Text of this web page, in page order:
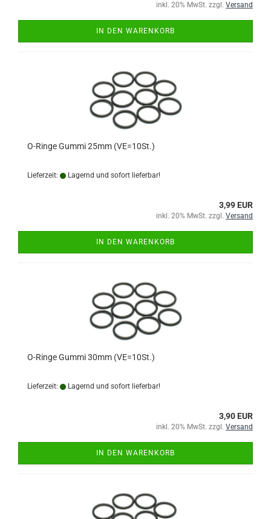
inkl. 20% MwSt. zzgl. Versand
IN DEN WARENKORB
O-Ringe Gummi 25mm (VE=10St.)
Lieferzeit: Lagernd und sofort lieferbar!
3,99 EUR
inkl. 20% MwSt. zzgl. Versand
IN DEN WARENKORB
O-Ringe Gummi 30mm (VE=10St.)
Lieferzeit: Lagernd und sofort lieferbar!
3,90 EUR
inkl. 20% MwSt. zzgl. Versand
IN DEN WARENKORB